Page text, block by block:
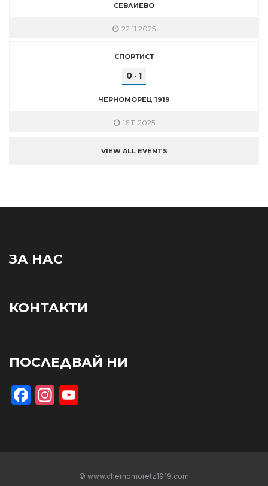
СЕВЛИЕВО
22.11.2025
СПОРТИСТ
0 - 1
ЧЕРНОМОРЕЦ 1919
16.11.2025
VIEW ALL EVENTS
ЗА НАС
КОНТАКТИ
ПОСЛЕДВАЙ НИ
Facebook
Instagram
© www.chernomoretz1919.com